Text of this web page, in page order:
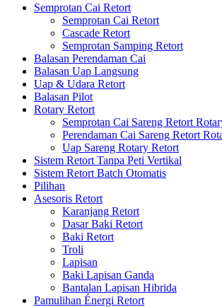
Semprotan Cai Retort
Semprotan Cai Retort
Cascade Retort
Semprotan Samping Retort
Balasan Perendaman Cai
Balasan Uap Langsung
Uap & Udara Retort
Balasan Pilot
Rotary Retort
Semprotan Cai Sareng Retort
Perendaman Cai Sareng Retort
Uap Sareng Rotary Retort
Sistem Retort Tanpa Peti Vertikal
Sistem Retort Batch Otomatis
Pilihan
Asesoris Retort
Karanjang Retort
Dasar Baki Retort
Baki Retort
Troli
Lapisan
Baki Lapisan Ganda
Bantalan Lapisan Hibrida
Pamulihan Énergi Retort